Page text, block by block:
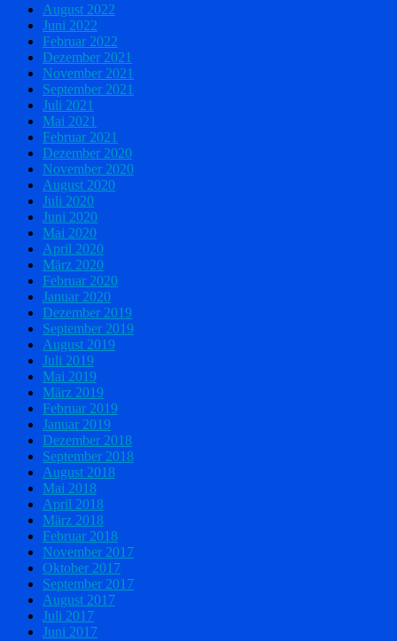
August 2022
Juni 2022
Februar 2022
Dezember 2021
November 2021
September 2021
Juli 2021
Mai 2021
Februar 2021
Dezember 2020
November 2020
August 2020
Juli 2020
Juni 2020
Mai 2020
April 2020
März 2020
Februar 2020
Januar 2020
Dezember 2019
September 2019
August 2019
Juli 2019
Mai 2019
März 2019
Februar 2019
Januar 2019
Dezember 2018
September 2018
August 2018
Mai 2018
April 2018
März 2018
Februar 2018
November 2017
Oktober 2017
September 2017
August 2017
Juli 2017
Juni 2017